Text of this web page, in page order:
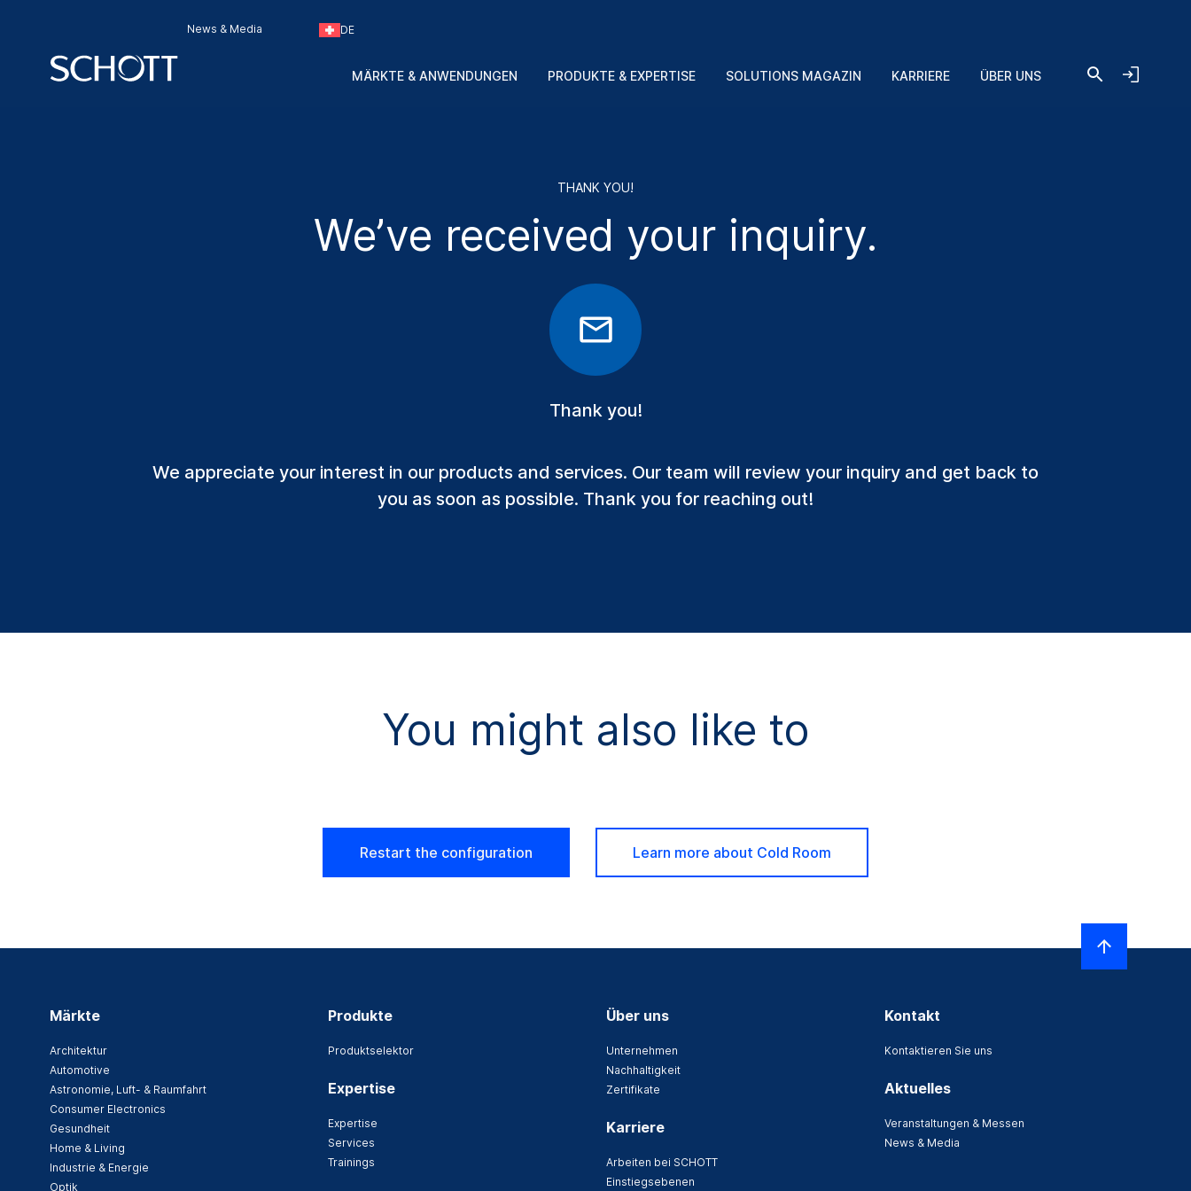
News & Media DE
MÄRKTE & ANWENDUNGEN PRODUKTE & EXPERTISE SOLUTIONS MAGAZIN KARRIERE ÜBER UNS
THANK YOU!
We’ve received your inquiry.
Thank you!
We appreciate your interest in our products and services. Our team will review your inquiry and get back to
you as soon as possible. Thank you for reaching out!
You might also like to
Restart the configuration Learn more about Cold Room
Märkte
Architektur
Automotive
Astronomie, Luft- & Raumfahrt
Consumer Electronics
Gesundheit
Home & Living
Industrie & Energie
Optik
Produkte
Produktselektor
Expertise
Expertise
Services
Trainings
Über uns
Unternehmen
Nachhaltigkeit
Zertifikate
Karriere
Arbeiten bei SCHOTT
Einstiegsebenen
Kontakt
Kontaktieren Sie uns
Aktuelles
Veranstaltungen & Messen
News & Media